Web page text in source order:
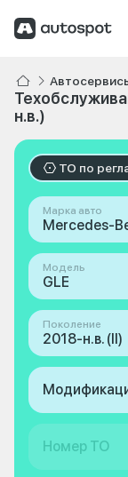
н.в.)
ТО по
Марка авто
Mercedes-
Модель
GLE
Поколение
2018-н.в. (II)
Номер ТО